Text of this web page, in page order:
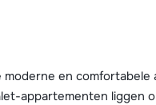
en comfortabele
appartementen liggen